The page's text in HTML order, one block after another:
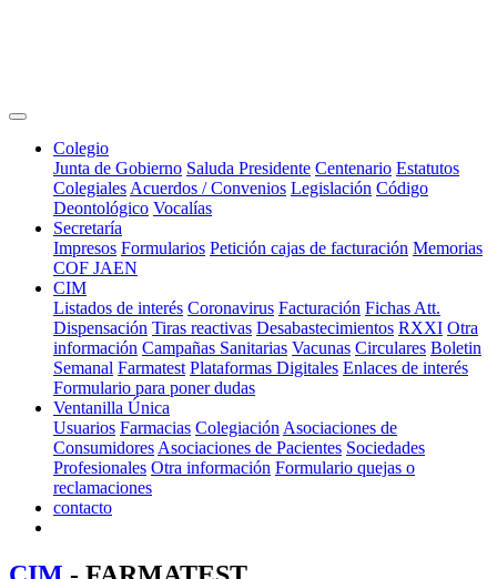
Colegio
Junta de Gobierno Saluda Presidente Centenario Estatutos
Colegiales Acuerdos / Convenios Legislación Código
Deontológico Vocalías
Secretaría
Impresos Formularios Petición cajas de facturación Memorias
COF JAEN
CIM
Listados de interés Coronavirus Facturación Fichas Att.
Dispensación Tiras reactivas Desabastecimientos RXXI Otra
información Campañas Sanitarias Vacunas Circulares Boletin
Semanal Farmatest Plataformas Digitales Enlaces de interés
Formulario para poner dudas
Ventanilla Única
Usuarios Farmacias Colegiación Asociaciones de
Consumidores Asociaciones de Pacientes Sociedades
Profesionales Otra información Formulario quejas o
reclamaciones
contacto